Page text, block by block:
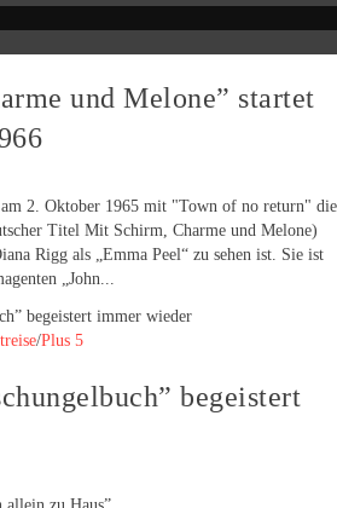
und Melone” startet
2. Oktober 1965 mit "Town of no return" die
Titel Mit Schirm, Charme und Melone)
Rigg als „Emma Peel“ zu sehen ist. Sie ist
„John...
/Plus 5
begeistert